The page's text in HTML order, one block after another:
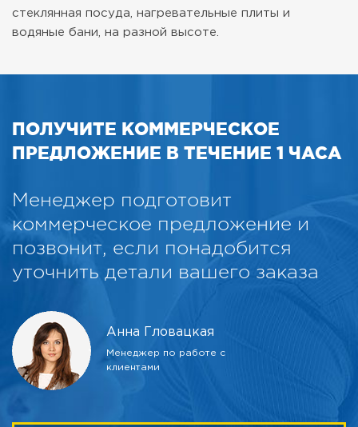
стеклянная посуда, нагревательные плиты и
водяные бани, на разной высоте.
ПОЛУЧИТЕ КОММЕРЧЕСКОЕ
ПРЕДЛОЖЕНИЕ В ТЕЧЕНИЕ 1 ЧАСА
Менеджер подготовит
коммерческое предложение и
позвонит, если понадобится
уточнить детали вашего заказа
Анна Гловацкая
Менеджер по работе с
клиентами